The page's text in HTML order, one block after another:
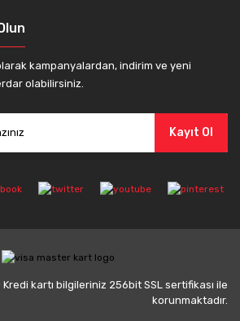
kampanyalardan, indirim ve yeni
olabilirsiniz.
Kayıt Ol
kartı bilgileriniz 256bit SSL sertifikası ile
korunmaktadır.